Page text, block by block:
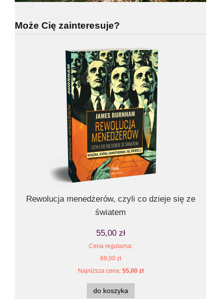
Może Cię zainteresuje?
Rewolucja menedżerów, czyli co dzieje się ze
światem
55,00 zł
Cena regularna:
69,00 zł
Najniższa cena: 55,00 zł
do koszyka